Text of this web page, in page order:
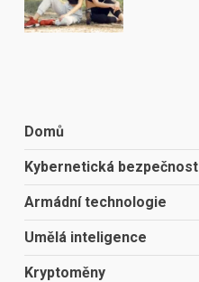
Domů
Kybernetická bezpečnost
Armádní technologie
Umělá inteligence
Kryptoměny